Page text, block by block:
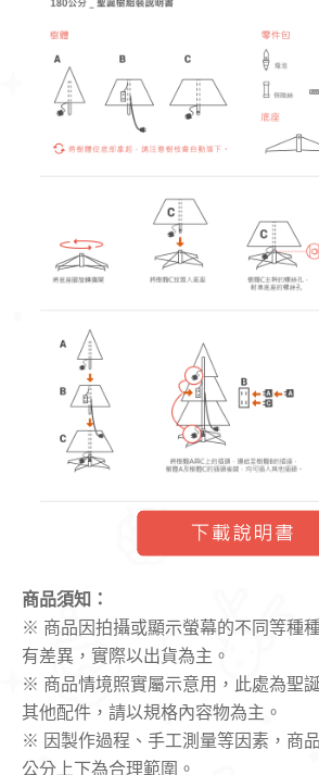
商品須知 ：
※ 商品因拍攝或顯示螢幕的不同等種
有差異，實際以出貨為主。
※ 商品情境照實屬示意用，此處為聖
其他配件，請以規格內容物為主。
※ 因製作過程、手工測量等因素，商
公分上下為合理範圍。